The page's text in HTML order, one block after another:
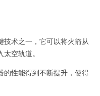
术之一，它可以将火箭从
空轨道。
性能得到不断提升，使得